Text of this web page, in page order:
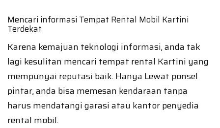
Mencari informasi Tempat Rental Mobil Kartini
Terdekat
Karena kemajuan teknologi informasi, anda tak
lagi kesulitan mencari tempat rental Kartini yang
mempunyai reputasi baik. Hanya Lewat ponsel
pintar, anda bisa memesan kendaraan tanpa
harus mendatangi garasi atau kantor penyedia
rental mobil.